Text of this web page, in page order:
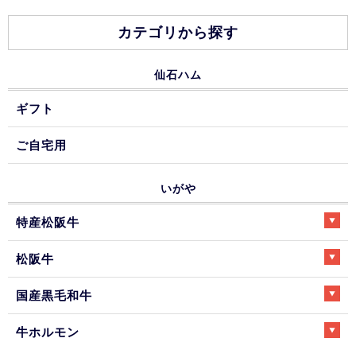
カテゴリから探す
仙石ハム
ギフト
ご自宅用
いがや
特産松阪牛
松阪牛
国産黒毛和牛
牛ホルモン